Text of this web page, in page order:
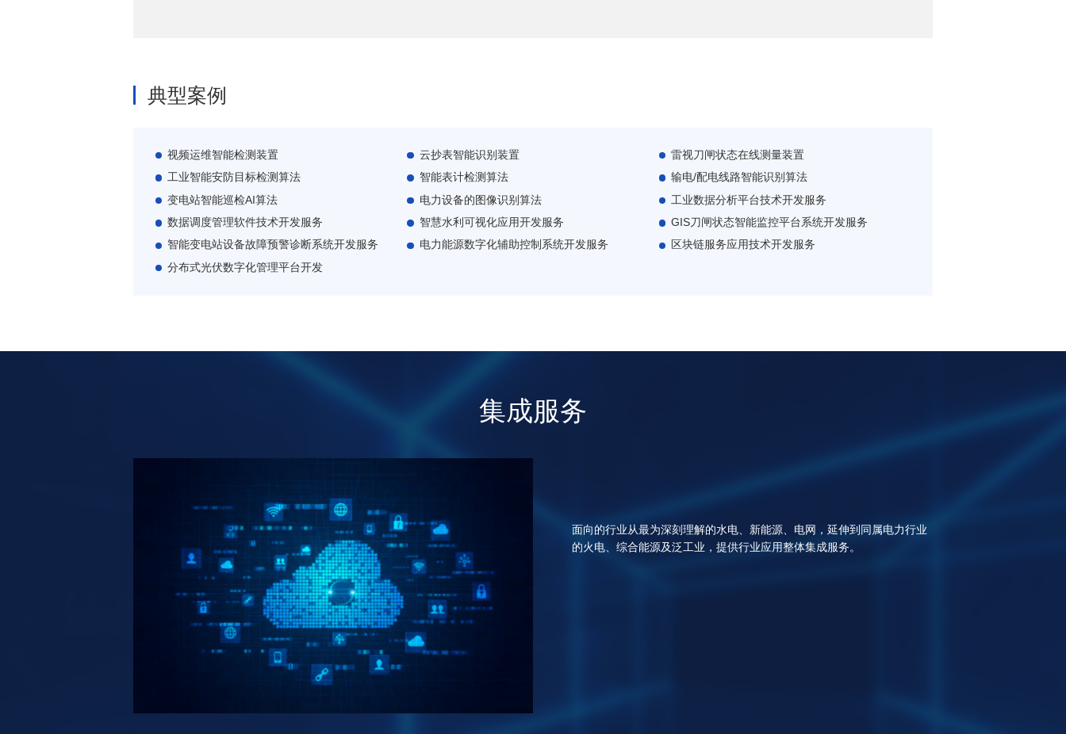
典型案例
视频运维智能检测装置 云抄表智能识别装置
雷视刀闸状态在线测量装置
工业智能安防目标检测算法
智能表计检测算法
输电/配电线路智能识别算法
变电站智能巡检AI算法
电力设备的图像识别算法
工业数据分析平台技术开发服务
数据调度管理软件技术开发服务
智慧水利可视化应用开发服务
GIS刀闸状态智能监控平台系统开发服务
智能变电站设备故障预警诊断系统开发服务
电力能源数字化辅助控制系统开发服务
区块链服务应用技术开发服务
分布式光伏数字化管理平台开发
集成服务
面向的行业从最为深刻理解的水电、新能源、电网，延伸到同属电力行业
的火电、综合能源及泛工业，提供行业应用整体集成服务。